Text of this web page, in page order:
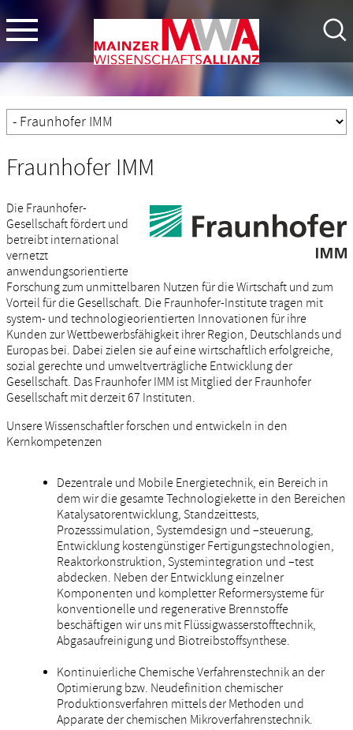
Fraunhofer IMM
Die Fraunhofer-
Gesellschaft fördert und
betreibt international
vernetzt
anwendungsorientierte
Forschung zum unmittelbaren Nutzen für die Wirtschaft und zum
Vorteil für die Gesellschaft. Die Fraunhofer-Institute tragen mit
system- und technologieorientierten Innovationen für ihre
Kunden zur Wettbewerbsfähigkeit ihrer Region, Deutschlands und
Europas bei. Dabei zielen sie auf eine wirtschaftlich erfolgreiche,
sozial gerechte und umweltverträgliche Entwicklung der
Gesellschaft. Das Fraunhofer IMM ist Mitglied der Fraunhofer
Gesellschaft mit derzeit 67 Instituten.
Unsere Wissenschaftler forschen und entwickeln in den
Kernkompetenzen
Dezentrale und Mobile Energietechnik, ein Bereich in
dem wir die gesamte Technologiekette in den Bereichen
Katalysatorentwicklung, Standzeittests,
Prozesssimulation, Systemdesign und –steuerung,
Entwicklung kostengünstiger Fertigungstechnologien,
Reaktorkonstruktion, Systemintegration und –test
abdecken. Neben der Entwicklung einzelner
Komponenten und kompletter Reformersysteme für
konventionelle und regenerative Brennstoffe
beschäftigen wir uns mit Flüssigwasserstofftechnik,
Abgasaufreinigung und Biotreibstoffsynthese.
Kontinuierliche Chemische Verfahrenstechnik an der
Optimierung bzw. Neudefinition chemischer
Produktionsverfahren mittels der Methoden und
Apparate der chemischen Mikroverfahrenstechnik.